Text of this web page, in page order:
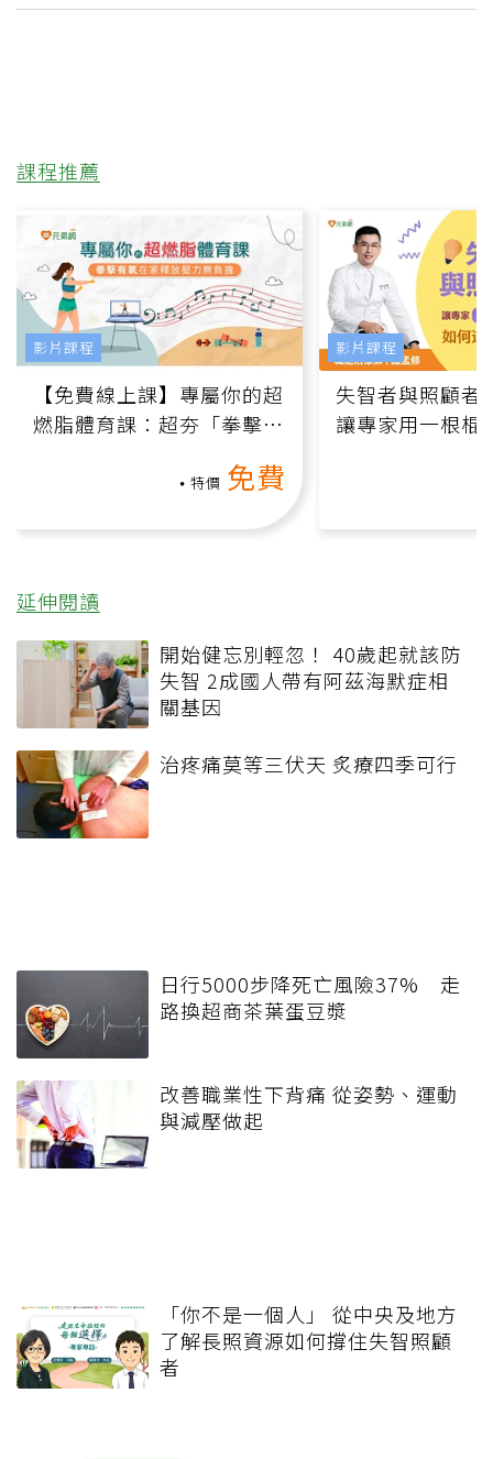
課程推薦
【免費線上課】專屬你的超
燃脂體育課：超夯「拳擊有
特價 免費
影片課程
失智者與照顧者
讓專家用一根棍
影片課程
延伸閱讀
開始健忘別輕忽！ 40歲起就該防
失智 2成國人帶有阿茲海默症相
關基因
治疼痛莫等三伏天 炙療四季可行
日行5000步降死亡風險37% 走
路換超商茶葉蛋豆漿
改善職業性下背痛 從姿勢、運動
與減壓做起
「你不是一個人」 從中央及地方
了解長照資源如何撐住失智照顧
者